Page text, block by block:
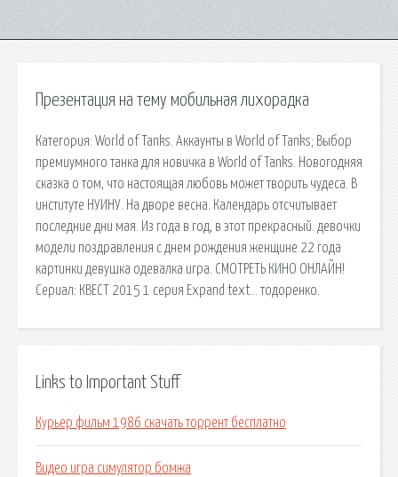
Презентация на тему мобильная лихорадка
Категория: World of Tanks. Аккаунты в World of Tanks; Выбор
премиумного танка для новичка в World of Tanks. Новогодняя
сказка о том, что настоящая любовь может творить чудеса. В
институте НУИНУ. На дворе весна. Календарь отсчитывает
последние дни мая. Из года в год, в этот прекрасный. девочки
модели поздравления с днем рождения женщине 22 года
картинки девушка одевалка игра. СМОТРЕТЬ КИНО ОНЛАЙН!
Сериал: КВЕСТ 2015 1 серия Expand text… тодоренко.
Links to Important Stuff
Курьер фильм 1986 скачать торрент бесплатно
Видео игра симулятор бомжа